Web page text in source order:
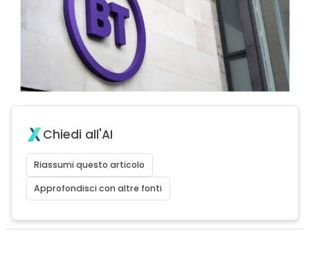
Chiedi all'AI
Riassumi questo articolo
Approfondisci con altre fonti